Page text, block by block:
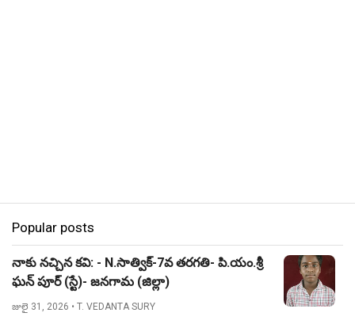
Popular posts
నాకు నచ్చిన కవి: - N.సాత్విక్-7వ తరగతి- పి.యం.శ్రీ
ఘన్ పూర్ (స్టే)- జనగామ (జిల్లా)
జులై 31, 2026 • T. VEDANTA SURY